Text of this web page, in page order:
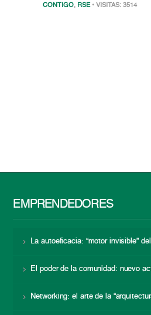
CONTIGO, RSE • VISITAS: 3514
EMPRENDEDORES
La autoeficacia: “motor invisible”
El poder de la comunidad: nuevo
Networking: el arte de la